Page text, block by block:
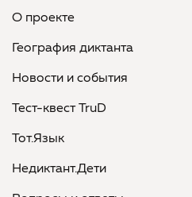
О проекте
География диктанта
Новости и события
Тест-квест TruD
Тот.Язык
Недиктант.Дети